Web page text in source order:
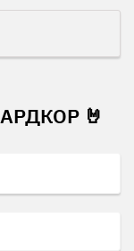
🤘